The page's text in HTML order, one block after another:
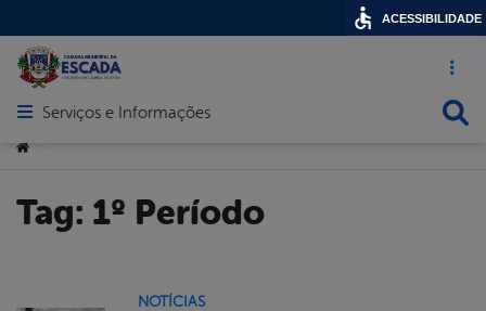
Acesso
Abrir menu principal de navegação
Serviços e Informações
Você está aqui:
Tag: 1º Período
NOTÍCIAS
ACESSIBILIDADE